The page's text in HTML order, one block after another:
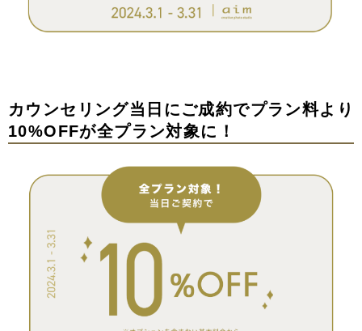
カウンセリング当日にご成約でプラン料より
10%OFFが全プラン対象に！